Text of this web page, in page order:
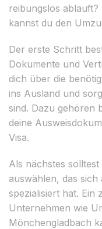
reibungslos
kannst du den
Der erste Schritt
Dokumente und
dich über die
ins Ausland und
sind. Dazu gehören
deine
Visa.
Als nächstes solltest
auswählen, das
spezialisiert hat. Ein
Unternehmen wie
Mönchengladbach